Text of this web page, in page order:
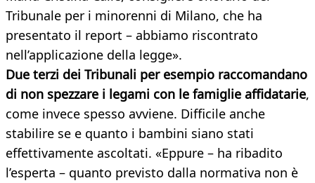
Tribunale per i minorenni di Milano, che ha
presentato il report – abbiamo riscontrato
nell’applicazione della legge».
Due terzi dei Tribunali per esempio raccomandano
di non spezzare i legami con le famiglie affidatarie,
come invece spesso avviene. Difficile anche
stabilire se e quanto i bambini siano stati
effettivamente ascoltati. «Eppure – ha ribadito
l’esperta – quanto previsto dalla normativa non è